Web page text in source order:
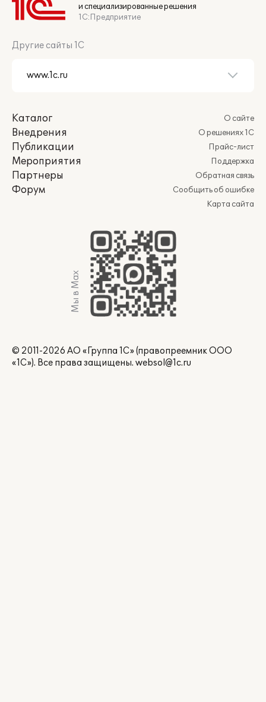
и специализированные решения
1С:Предприятие
Другие сайты 1С
Каталог
Внедрения
Публикации
Мероприятия
Партнеры
Форум
О сайте
О решениях 1С
Прайс-лист
Поддержка
Обратная связь
Сообщить об ошибке
Карта сайта
Мы в Max
© 2011-2026 АО «Группа 1С» (правопреемник ООО
«1С»). Все права защищены. websol@1c.ru